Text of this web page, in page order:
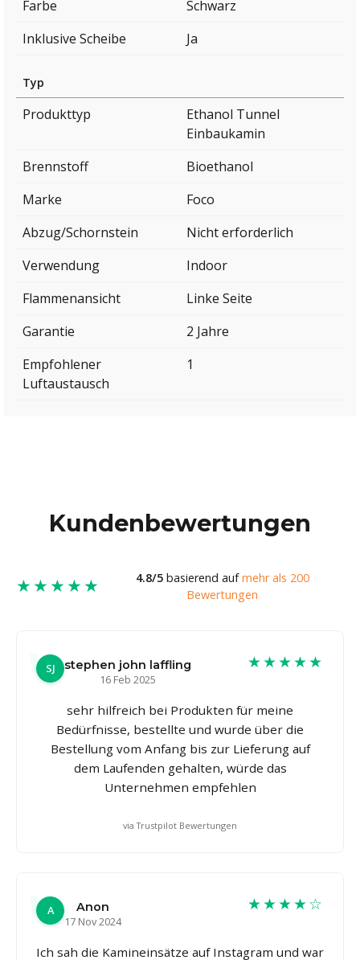
Farbe
Schwarz
Inklusive Scheibe
Ja
Typ
Produkttyp
Ethanol Tunnel
Einbaukamin
Brennstoff
Bioethanol
Marke
Foco
Abzug/Schornstein
Nicht erforderlich
Verwendung
Indoor
Flammenansicht
Linke Seite
Garantie
2 Jahre
Empfohlener
Luftaustausch
1
Kundenbewertungen
★★★★★ 4.8/5basierend aufmehr als 200
Bewertungen
SJ
stephen john laffling
16 Feb 2025
★★★★★
sehr hilfreich bei Produkten für meine
Bedürfnisse, bestellte und wurde über die
Bestellung vom Anfang bis zur Lieferung auf
dem Laufenden gehalten, würde das
Unternehmen empfehlen
via Trustpilot Bewertungen
A
Anon
17 Nov 2024
★★★★☆
Ich sah die Kamineinsätze auf Instagram und war